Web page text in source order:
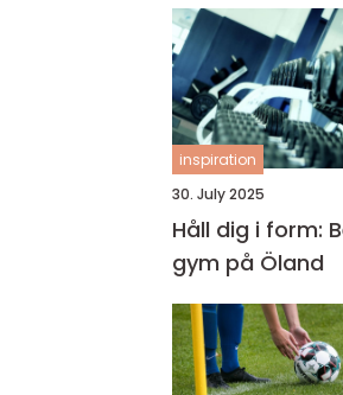
inspiration
30. July 2025
Håll dig i form:
gym på Öland